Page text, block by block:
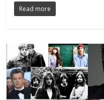
Read more